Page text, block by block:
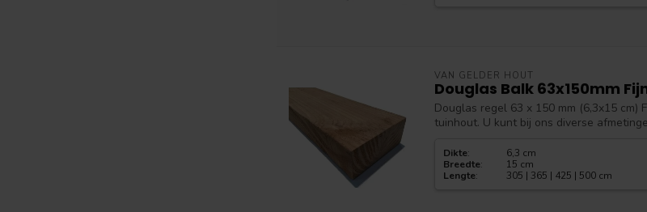
VAN GELDER HOUT
Douglas Balk 63x150mm
Douglas regel 63 x 150 mm (6,3x15 cm)
tuinhout. U kunt bij ons diverse
Dikte:
6,3 cm
Breedte:
15 cm
Lengte: 305 | 365 | 425 | 500 cm